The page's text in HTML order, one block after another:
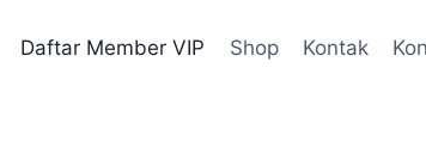
Daftar Member VIP Shop Kontak